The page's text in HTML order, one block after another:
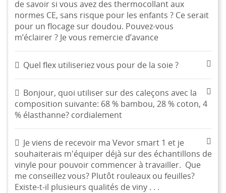
de savoir si vous avez des thermocollant aux
normes CE, sans risque pour les enfants ? Ce serait
pour un flocage sur doudou. Pouvez-vous
m’éclairer ? Je vous remercie d’avance
Quel flex utiliseriez vous pour de la soie ?
Bonjour, quoi utiliser sur des caleçons avec la
composition suivante: 68 % bambou, 28 % coton, 4
% élasthanne? cordialement
Je viens de recevoir ma Vevor smart 1 et je
souhaiterais m'équiper déjà sur des échantillons de
vinyle pour pouvoir commencer à travailler. Que
me conseillez vous? Plutôt rouleaux ou feuilles?
Existe-t-il plusieurs qualités de viny . . .